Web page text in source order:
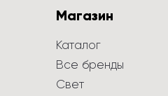
Магазин
Каталог
Все бренды
Свет